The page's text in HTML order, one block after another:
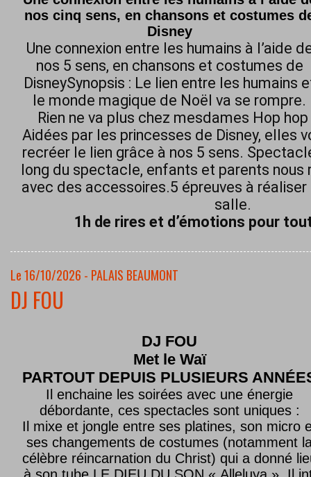
nos cinq sens, en chansons et costumes
Disney
Une connexion entre les humains à l’aide
nos 5 sens, en chansons et costumes de
DisneySynopsis : Le lien entre les humains
le monde magique de Noël va se rompre.
Rien ne va plus chez mesdames Hop
Aidées par les princesses de Disney, elles
recréer le lien grâce à nos 5 sens.
long du spectacle, enfants et parents nous
avec des accessoires.5 épreuves à
salle.
1h de rires et d’émotions pour
Le 16/10/2026 - PALAIS BEAUMONT
DJ FOU
DJ FOU
Met le Waï
PARTOUT DEPUIS PLUSIEURS
Il enchaine les soirées avec une énergie
débordante, ces spectacles sont uniques :
Il mixe et jongle entre ses platines, son micro
ses changements de costumes (notamment
célèbre réincarnation du Christ) qui a donné